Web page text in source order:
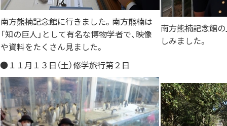
南方熊楠記念館に行きました。南方熊楠は
「知の巨人」として有名な博物学者で、映像
や資料をたくさん見ました。
南方熊楠記念館
しみました。
●１１月１３日（土）修学旅行第２日